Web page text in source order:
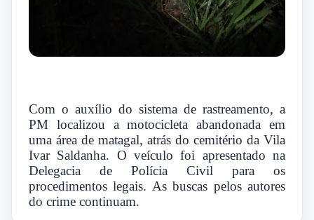
Com o auxílio do sistema de rastreamento, a
PM localizou a motocicleta abandonada em
uma área de matagal, atrás do cemitério da Vila
Ivar Saldanha. O veículo foi apresentado na
Delegacia de Polícia Civil para os
procedimentos legais. As buscas pelos autores
do crime continuam.